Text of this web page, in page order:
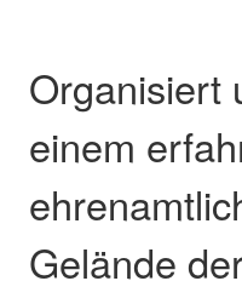
Organisiert
einem
Gelände